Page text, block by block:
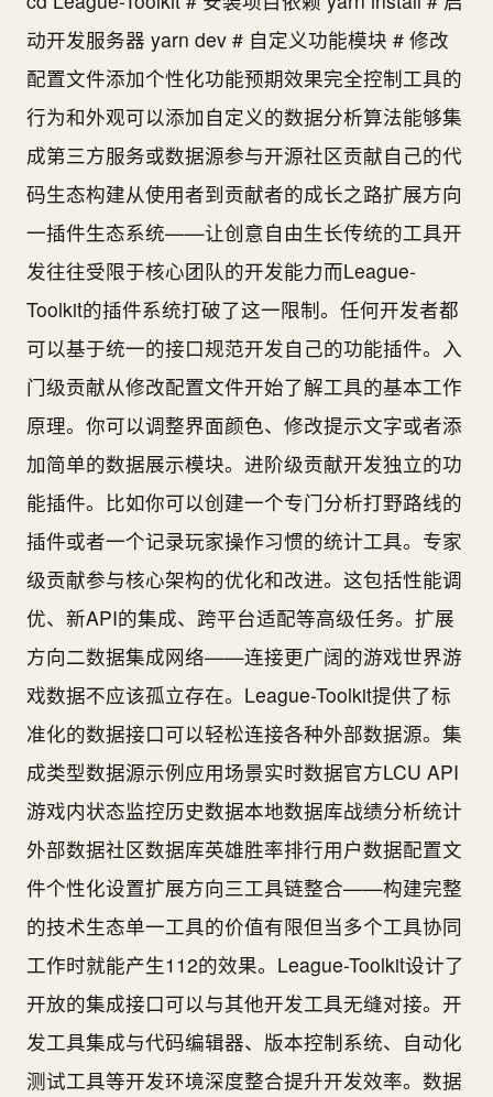
动开发服务器 yarn dev # 自定义功能模块 # 修改
配置文件添加个性化功能预期效果完全控制工具的
行为和外观可以添加自定义的数据分析算法能够集
成第三方服务或数据源参与开源社区贡献自己的代
码生态构建从使用者到贡献者的成长之路扩展方向
一插件生态系统——让创意自由生长传统的工具开
发往往受限于核心团队的开发能力而League-
Toolkit的插件系统打破了这一限制。任何开发者都
可以基于统一的接口规范开发自己的功能插件。入
门级贡献从修改配置文件开始了解工具的基本工作
原理。你可以调整界面颜色、修改提示文字或者添
加简单的数据展示模块。进阶级贡献开发独立的功
能插件。比如你可以创建一个专门分析打野路线的
插件或者一个记录玩家操作习惯的统计工具。专家
级贡献参与核心架构的优化和改进。这包括性能调
优、新API的集成、跨平台适配等高级任务。扩展
方向二数据集成网络——连接更广阔的游戏世界游
戏数据不应该孤立存在。League-Toolkit提供了标
准化的数据接口可以轻松连接各种外部数据源。集
成类型数据源示例应用场景实时数据官方LCU API
游戏内状态监控历史数据本地数据库战绩分析统计
外部数据社区数据库英雄胜率排行用户数据配置文
件个性化设置扩展方向三工具链整合——构建完整
的技术生态单一工具的价值有限但当多个工具协同
工作时就能产生112的效果。League-Toolkit设计了
开放的集成接口可以与其他开发工具无缝对接。开
发工具集成与代码编辑器、版本控制系统、自动化
测试工具等开发环境深度整合提升开发效率。数据